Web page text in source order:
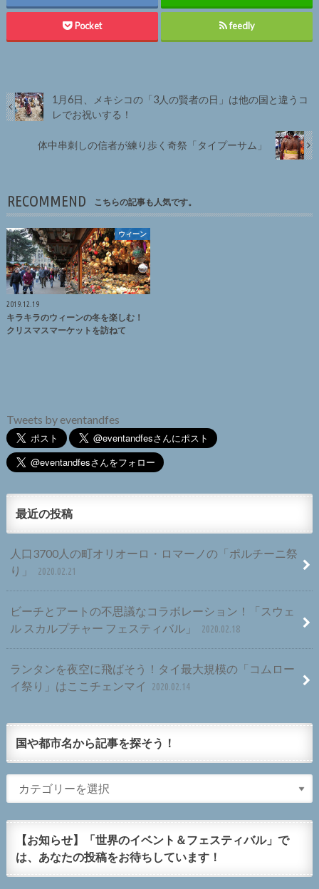
Pocket feedly
1月6日、メキシコの「3人の賢者の日」は他の国と違うコ
レでお祝いする！
体中串刺しの信者が練り歩く奇祭「タイプーサム」
RECOMMEND こちらの記事も人気です。
ウィーン
2019.12.19
キラキラのウィーンの冬を楽しむ！
クリスマスマーケットを訪ねて
Tweets by eventandfes
最近の投稿
人口3700人の町オリオーロ・ロマーノの「ポルチーニ祭
り」
2020.02.21
ビーチとアートの不思議なコラボレーション！「スウェ
ル スカルプチャー フェスティバル」
2020.02.18
ランタンを夜空に飛ばそう！タイ最大規模の「コムロー
イ祭り」はここチェンマイ
2020.02.14
国や都市名から記事を探そう！
【お知らせ】「世界のイベント＆フェスティバル」で
は、あなたの投稿をお待ちしています！